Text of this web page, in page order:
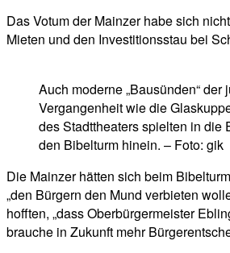
Das Votum der Mainzer habe sich
Mieten und den Investitionsstau bei
Auch moderne „Bausünden“ der
Vergangenheit wie die
des Stadttheaters spielten in die
den Bibelturm hinein. – Foto: gik
Die Mainzer hätten sich beim
„den Bürgern den Mund verbieten
hofften, „dass Oberbürgermeister
brauche in Zukunft mehr